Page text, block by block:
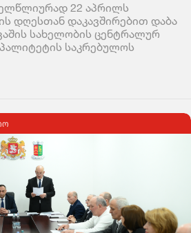
22 აპრილს
დღესთან დაკავშირებით დაბა
სახელობის ცენტრალურ
საკრებულოს